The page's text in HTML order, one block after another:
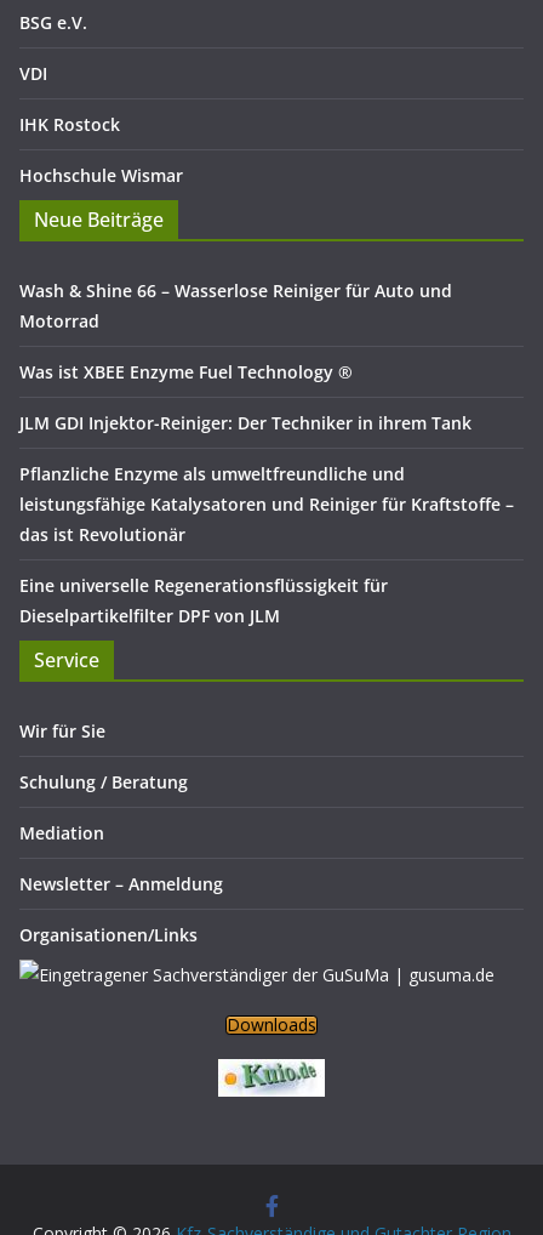
BSG e.V.
VDI
IHK Rostock
Hochschule Wismar
Neue Beiträge
Wash & Shine 66 – Wasserlose Reiniger für Auto und
Motorrad
Was ist XBEE Enzyme Fuel Technology ®
JLM GDI Injektor-Reiniger: Der Techniker in ihrem Tank
Pflanzliche Enzyme als umweltfreundliche und
leistungsfähige Katalysatoren und Reiniger für Kraftstoffe –
das ist Revolutionär
Eine universelle Regenerationsflüssigkeit für
Dieselpartikelfilter DPF von JLM
Service
Wir für Sie
Schulung / Beratung
Mediation
Newsletter – Anmeldung
Organisationen/Links
Downloads